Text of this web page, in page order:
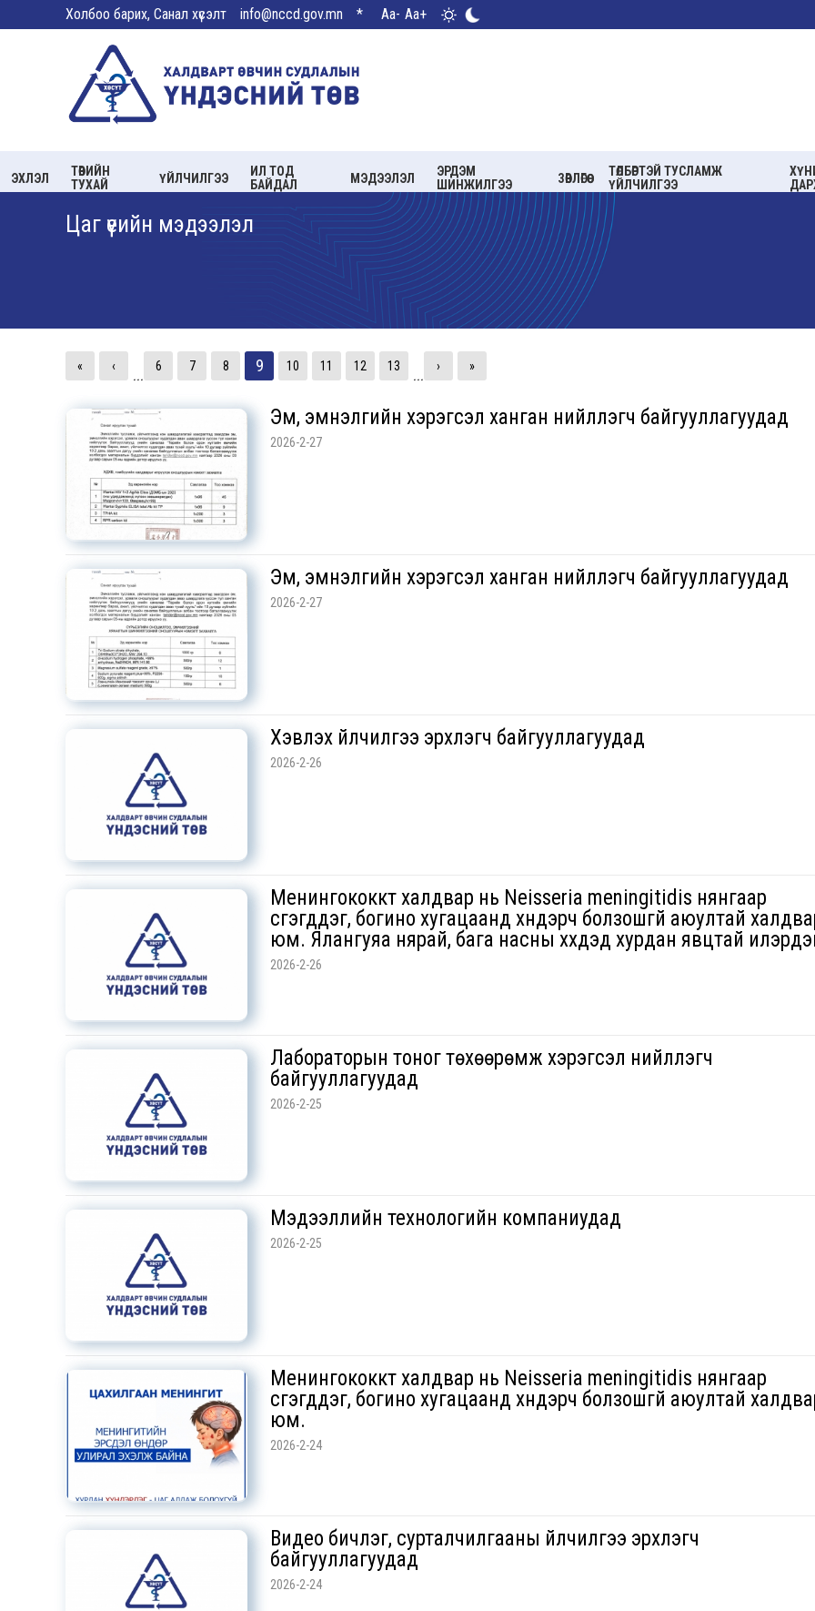
Холбоо барих, Санал хүсэлт info@nccd.gov.mn * Aa- Aa+
ЭХЛЭЛ
ТӨВИЙН
ТУХАЙ
ҮЙЛЧИЛГЭЭ
ИЛ ТОД
БАЙДАЛ
МЭДЭЭЛЭЛ
ЭРДЭМ
ШИНЖИЛГЭЭ
ЗӨВЛӨГӨӨ
ТӨЛБӨРТЭЙ ТУСЛАМЖ
ҮЙЛЧИЛГЭЭ
Цаг үеийн мэдээлэл
« ‹
...
6 7 8 9 10 11 12 13
...
› »
Эм, эмнэлгийн хэрэгсэл ханган нийлүүлэгч байгууллагуудад
2026-2-27
Эм, эмнэлгийн хэрэгсэл ханган нийлүүлэгч байгууллагуудад
2026-2-27
Хэвлэх үйлчилгээ эрхлэгч байгууллагуудад
2026-2-26
Менингококкт халдвар нь Neisseria meningitidis нянгаар
үүсгэгддэг, богино хугацаанд хүндэрч болзошгүй аюултай
юм. Ялангуяа нярай, бага насны хүүхдэд хурдан явцтай
2026-2-26
Лабораторын тоног төхөөрөмж хэрэгсэл нийлүүлэгч
байгууллагуудад
2026-2-25
Мэдээллийн технологийн компаниудад
2026-2-25
Менингококкт халдвар нь Neisseria meningitidis нянгаар
үүсгэгддэг, богино хугацаанд хүндэрч болзошгүй аюултай
юм.
2026-2-24
Видео бичлэг, сурталчилгааны үйлчилгээ эрхлэгч
байгууллагуудад
2026-2-24